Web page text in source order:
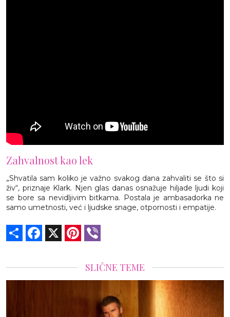
Zahvalnost kao lek
„Shvatila sam koliko je važno svakog dana zahvaliti se što si
živ“, priznaje Klark. Njen glas danas osnažuje hiljade ljudi koji
se bore sa nevidljivim bitkama. Postala je ambasadorka ne
samo umetnosti, već i ljudske snage, otpornosti i empatije.
Share Facebook Pinterest
SLIČNE TEME